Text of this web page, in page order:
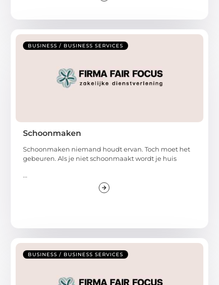
BUSINESS / BUSINESS SERVICES
Schoonmaken
Schoonmaken niemand houdt ervan. Toch moet het
gebeuren. Als je niet schoonmaakt wordt je huis
...
BUSINESS / BUSINESS SERVICES